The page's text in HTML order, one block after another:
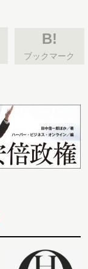
B!
ブックマーク